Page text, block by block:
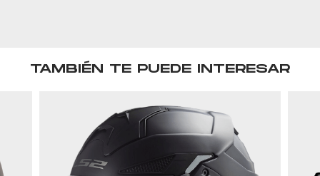
TAMBIÉN TE PUEDE INTERESAR